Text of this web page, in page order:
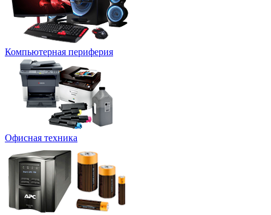
Компьютерная периферия
Офисная техника